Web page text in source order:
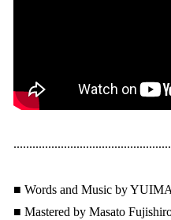
■ Words and Music by
■ Mastered by Masato